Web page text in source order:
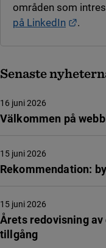
områden som
på LinkedIn
Länk
.
Senaste
Välkommen på
16 juni 2026
Rekommendation:
15 juni 2026
Årets redovisning
tillgång
15 juni 2026